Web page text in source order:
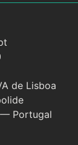
de Lisboa
Portugal